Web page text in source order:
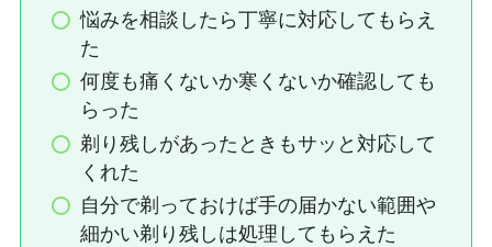
悩みを相談したら丁寧に対応してもらえ
た
何度も痛くないか寒くないか確認しても
らった
剃り残しがあったときもサッと対応して
くれた
自分で剃っておけば手の届かない範囲や
細かい剃り残しは処理してもらえた